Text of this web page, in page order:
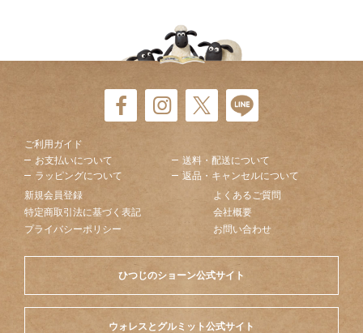
ご利用ガイド
お支払いについて
送料・配送について
ラッピングについて
返品・キャンセルについて
新規会員登録
よくあるご質問
特定商取引法に基づく表記
会社概要
プライバシーポリシー
お問い合わせ
ひつじのショーン公式サイト
ウォレスとグルミット公式サイト